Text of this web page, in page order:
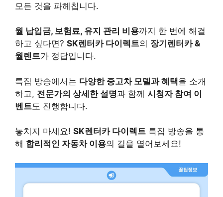
모든 것을 파헤칩니다.
월 납입금, 보험료, 유지 관리 비용까지 한 번에 해결
하고 싶다면? SK렌터카 다이렉트의 장기렌터카 &
월렌트가 정답입니다.
특집 방송에서는 다양한 중고차 모델과 혜택을 소개
하고, 전문가의 상세한 설명과 함께 시청자 참여 이
벤트도 진행합니다.
놓치지 마세요! SK렌터카 다이렉트 특집 방송을 통
해 합리적인 자동차 이용의 길을 열어보세요!